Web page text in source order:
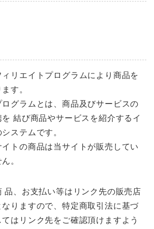
リエイトプログラムにより商品を
す。
グラムとは、商品及びサービスの
結び商品やサービスを紹介するイ
ステムです。
トの商品は当サイトが販売してい
。
品、お支払い等はリンク先の販売店
りますので、特定商取引法に基づ
はリンク先をご確認頂けますよう